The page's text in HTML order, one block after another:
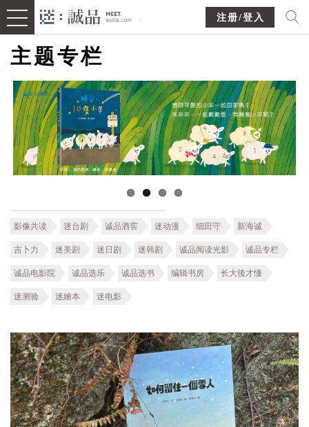
注册/登入
主题专栏
影像共读 迷台剧 诚品酒窖 迷动漫 细田守 新海诚
吉卜力 迷美剧 迷日剧 迷韩剧 诚品阅读光影 诚品专栏
诚品电影院 诚品选乐 诚品选书 编辑书房 长大後才懂
迷测验 迷繪本 迷电影